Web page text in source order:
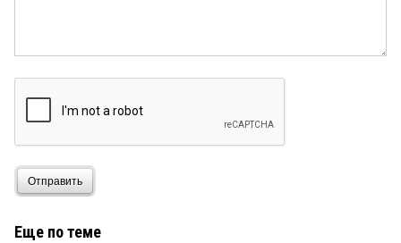
Отправить
Еще по теме